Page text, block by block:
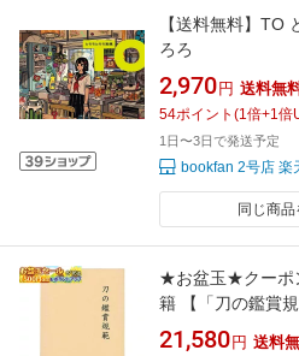
【送料無料】TO
ろろ
2,970 円 送料無
54ポイント (1倍+1倍
1日〜3日で発送予定
bookfan 2号店 楽
同じ商
★お盆玉★クーポ
籍 【「刀の鑑賞
剣 刀剣 居合刀
21,580 円 送料